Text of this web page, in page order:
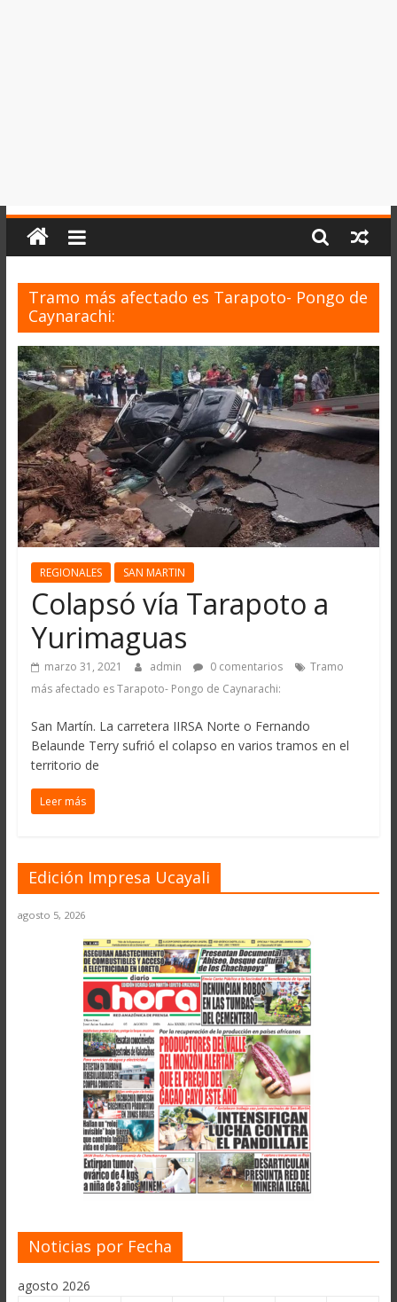
Tramo más afectado es Tarapoto- Pongo de
Caynarachi:
REGIONALES SAN MARTIN
Colapsó vía Tarapoto a
Yurimaguas
marzo 31, 2021 admin 0 comentarios
Tramo
más afectado es Tarapoto- Pongo de Caynarachi:
San Martín. La carretera IIRSA Norte o Fernando
Belaunde Terry sufrió el colapso en varios tramos en el
territorio de
Leer más
Edición Impresa Ucayali
agosto 5, 2026
Noticias por Fecha
agosto 2026